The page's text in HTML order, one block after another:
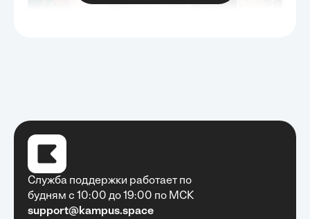
Очень быстро, недорого, качественно,
Служба поддержки работает по
будням с 10:00 до 19:00 по МСК
support@kampus.space